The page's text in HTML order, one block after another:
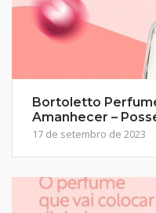
Bortoletto
Amanhecer –
17 de setembro de 2023